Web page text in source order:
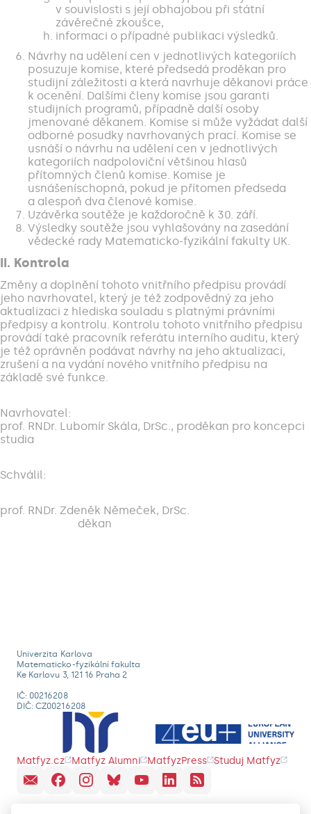
v souvislosti s její obhajobou při státní
závěrečné zkoušce,
informaci o případné publikaci výsledků.
Návrhy na udělení cen v jednotlivých kategoriích
posuzuje komise, které předsedá proděkan pro
studijní záležitosti a která navrhuje děkanovi práce
k ocenění. Dalšími členy komise jsou garanti
studijních programů, případně další osoby
jmenované děkanem. Komise si může vyžádat další
odborné posudky navrhovaných prací. Komise se
usnáší o návrhu na udělení cen v jednotlivých
kategoriích nadpoloviční většinou hlasů
přítomných členů komise. Komise je
usnášeníschopná, pokud je přítomen předseda
a alespoň dva členové komise.
Uzávěrka soutěže je každoročně k 30. září.
Výsledky soutěže jsou vyhlašovány na zasedání
vědecké rady Matematicko-fyzikální fakulty UK.
II. Kontrola
Změny a doplnění tohoto vnitřního předpisu provádí
jeho navrhovatel, který je též zodpovědný za jeho
aktualizaci z hlediska souladu s platnými právními
předpisy a kontrolu. Kontrolu tohoto vnitřního předpisu
provádí také pracovník referátu interního auditu, který
je též oprávněn podávat návrhy na jeho aktualizaci,
zrušení a na vydání nového vnitřního předpisu na
základě své funkce.
Navrhovatel:
prof. RNDr. Lubomír Skála, DrSc., proděkan pro koncepci
studia
Schválil:
prof. RNDr. Zdeněk Němeček, DrSc.
děkan
Univerzita Karlova
Matematicko-fyzikální fakulta
Ke Karlovu 3, 121 16 Praha 2
IČ: 00216208
DIČ: CZ00216208
Matfyz.cz Matfyz Alumni MatfyzPress Studuj Matfyz